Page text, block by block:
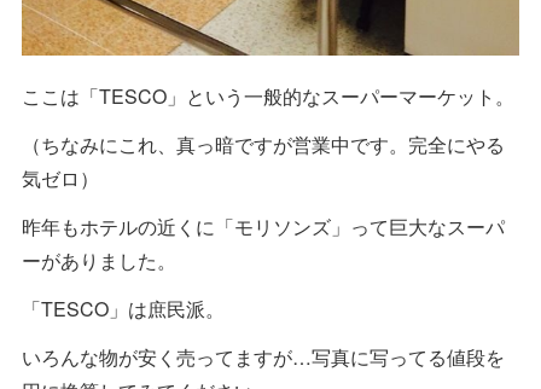
ここは「TESCO」という一般的なスーパーマーケット。
（ちなみにこれ、真っ暗ですが営業中です。完全にやる
気ゼロ）
昨年もホテルの近くに「モリソンズ」って巨大なスーパ
ーがありました。
「TESCO」は庶民派。
いろんな物が安く売ってますが…写真に写ってる値段を